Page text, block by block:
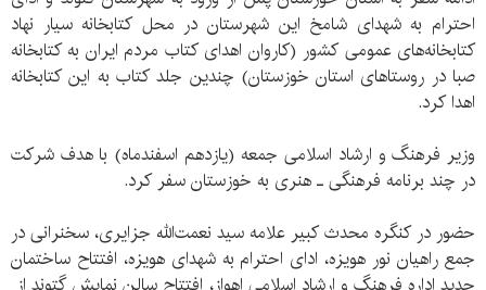
احترام به شهدای شامخ این شهرستان در محل کتابخانه سیار نهاد
کتابخانه‌های عمومی کشور (کاروان اهدای کتاب مردم ایران به کتابخانه
صبا در روستاهای استان خوزستان) چندین جلد کتاب به این کتابخانه
اهدا کرد.
وزیر فرهنگ و ارشاد اسلامی جمعه (یازدهم اسفندماه) با هدف شرکت
در چند برنامه فرهنگی ـ هنری به خوزستان سفر کرد.
حضور در کنگره محدث کبیر علامه سید نعمت‌الله جزایری، سخنرانی در
جمع راهیان نور هویزه، ادای احترام به شهدای هویزه، افتتاح ساختمان